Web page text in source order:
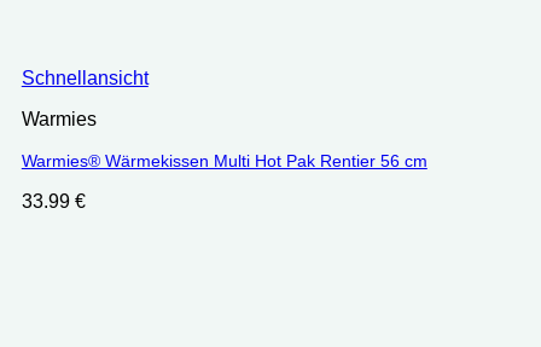
Schnellansicht
Warmies
Warmies® Wärmekissen Multi Hot Pak Rentier 56 cm
33.99 €